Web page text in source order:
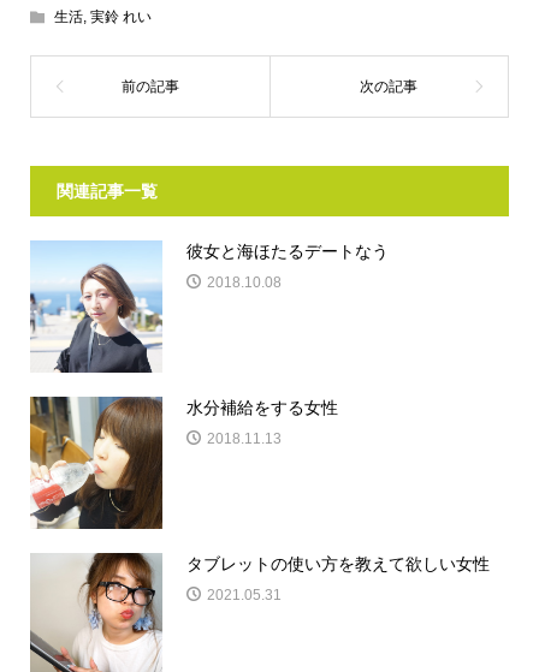
生活, 実鈴 れい
関連記事一覧
彼女と海ほたるデートなう
2018.10.08
水分補給をする女性
2018.11.13
タブレットの使い方を教えて欲しい女性
2021.05.31